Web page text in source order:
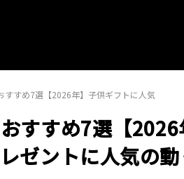
すめ7選【2026年】子供ギフトに人気
すすめ7選【2026
ゼントに人気の